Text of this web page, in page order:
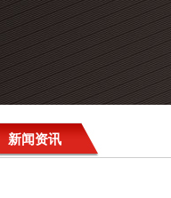
新闻资讯